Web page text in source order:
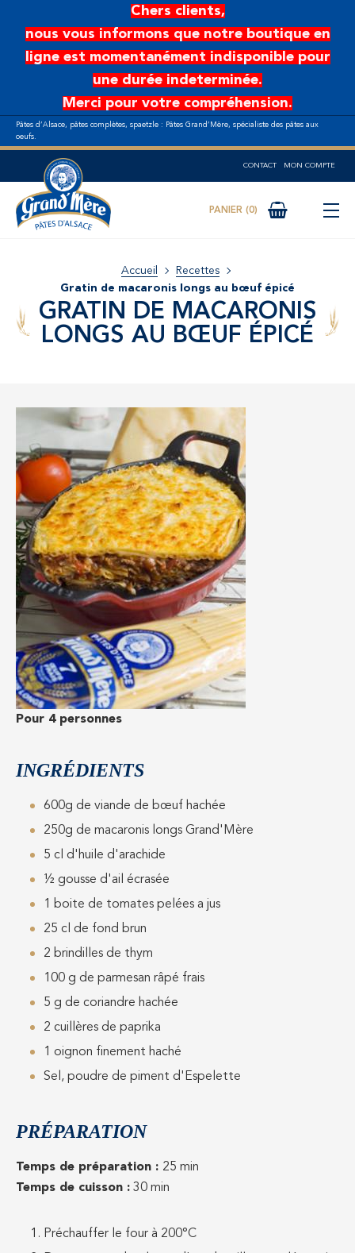
Aller au contenu principalChers clients,
nous vous informons que notre boutique en
ligne est momentanément indisponible pour
une durée indeterminée.
Merci pour votre compréhension.
Pâtes d’Alsace, pâtes complètes, spaetzle : Pâtes Grand’Mère, spécialiste des pâtes aux
oeufs.
CONTACT MON COMPTE
0
Accueil
Recettes
Gratin de macaronis longs au bœuf épicé
GRATIN DE MACARONIS
LONGS AU BŒUF ÉPICÉ
Pour 4 personnes
INGRÉDIENTS
600g de viande de bœuf hachée
250g de macaronis longs Grand'Mère
5 cl d'huile d'arachide
½ gousse d'ail écrasée
1 boite de tomates pelées a jus
25 cl de fond brun
2 brindilles de thym
100 g de parmesan râpé frais
5 g de coriandre hachée
2 cuillères de paprika
1 oignon finement haché
Sel, poudre de piment d'Espelette
PRÉPARATION
Temps de préparation : 25 min
Temps de cuisson : 30 min
Préchauffer le four à 200°C